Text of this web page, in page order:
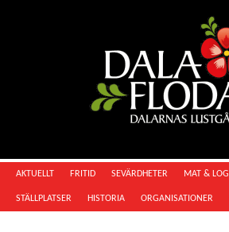
AKTUELLT FRITID SEVÄRDHETER MAT & LOGI
STÄLLPLATSER HISTORIA ORGANISATIONER